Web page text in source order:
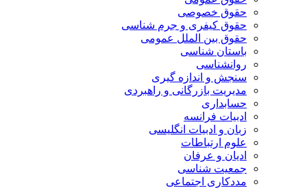
حقوق خصوصی
حقوق کیفری و جرم شناسی
حقوق بین الملل عمومی
باستان شناسی
روانشناسی
سنجش و اندازه گیری
مدیریت بازرگانی و راهبردی
حسابداری
ادبیات فرانسه
زبان و ادبیات انگلیسی
علوم ارتباطات
ادیان و عرفان
جمعیت شناسی
مددکاری اجتماعی